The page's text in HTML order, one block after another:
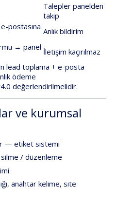
Talepler panelden
takip
postasına Anlık bildirim
→ panel İletişim kaçırılmaz
lead toplama + e-posta
ödeme
değerlendirilmelidir.
ve kurumsal
— etiket sistemi
/ düzenleme
anahtar kelime, site